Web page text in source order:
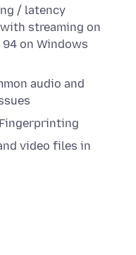
/ latency
streaming on
94 on Windows
audio and
video files in